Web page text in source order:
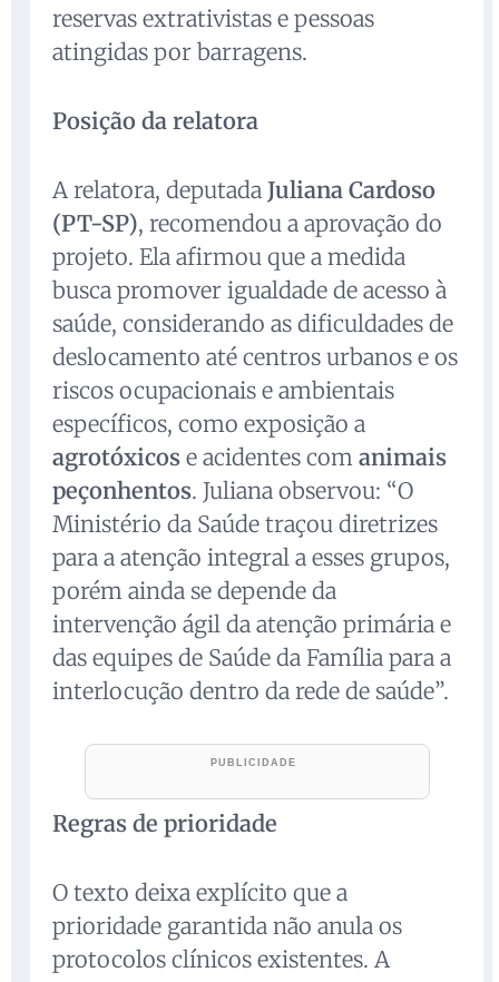
reservas extrativistas e pessoas
atingidas por barragens.
Posição da relatora
A relatora, deputada Juliana Cardoso
(PT-SP), recomendou a aprovação do
projeto. Ela afirmou que a medida
busca promover igualdade de acesso à
saúde, considerando as dificuldades de
deslocamento até centros urbanos e os
riscos ocupacionais e ambientais
específicos, como exposição a
agrotóxicos e acidentes com animais
peçonhentos. Juliana observou: “O
Ministério da Saúde traçou diretrizes
para a atenção integral a esses grupos,
porém ainda se depende da
intervenção ágil da atenção primária e
das equipes de Saúde da Família para a
interlocução dentro da rede de saúde”.
Regras de prioridade
O texto deixa explícito que a
prioridade garantida não anula os
protocolos clínicos existentes. A